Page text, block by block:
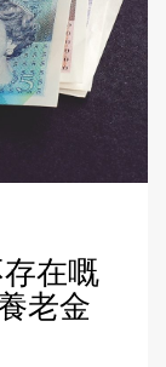
在嘅
老金